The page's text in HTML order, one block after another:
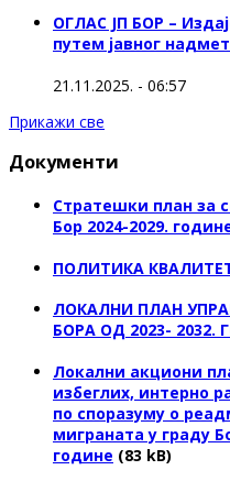
ОГЛАС ЈП БОР –
путем јавног
21.11.2025. - 06:57
Прикажи све
Документи
Стратешки план за
Бор 2024-2029.
ПОЛИТИКА
ЛОКАЛНИ ПЛАН
БОРА ОД 2023- 2032.
Локални акциони
избеглих, интерно
по споразуму о
миграната у граду
године (83 kB)